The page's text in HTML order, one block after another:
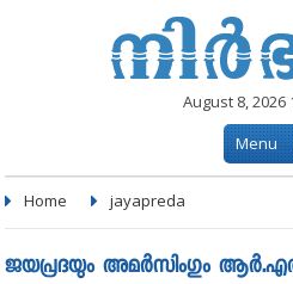
August 8, 2026
Menu
Home jayapreda
ജയപ്രദയും അമർസിംഗും